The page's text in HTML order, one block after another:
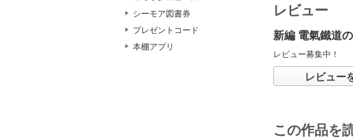
シーモア図書券
プレゼントコード
本棚アプリ
レビュー
新編 電氣鐵道
レビュー募集中！
レビュー
この作品を